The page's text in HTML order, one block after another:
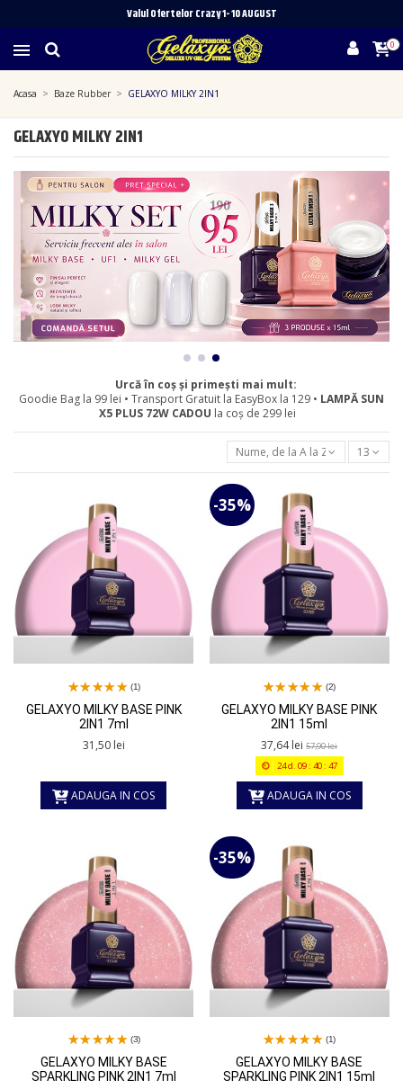
Valul Ofertelor Crazy 1- 10 AUGUST
0
Acasa Baze Rubber GELAXYO MILKY 2IN1
GELAXYO MILKY 2IN1
Urcă în coș și primești mai mult:
Goodie Bag la 99 lei • Transport Gratuit la EasyBox la 129 • LAMPĂ SUN
X5 PLUS 72WCADOU la coș de 299 lei
Nume, de la A la Z 13
(1)
GELAXYO MILKY BASE PINK
2IN1 7ml
31,50 lei
ADAUGA IN COS
-35%
(2)
GELAXYO MILKY BASE PINK
2IN1 15ml
37,64 lei57,90 lei
24d. 09: 40: 47
ADAUGA IN COS
(3)
GELAXYO MILKY BASE
SPARKLING PINK 2IN1 7ml
-35%
(1)
GELAXYO MILKY BASE
SPARKLING PINK 2IN1 15ml